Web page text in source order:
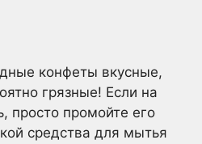
конфеты вкусные,
грязные! Если на
просто промойте его
средства для мытья